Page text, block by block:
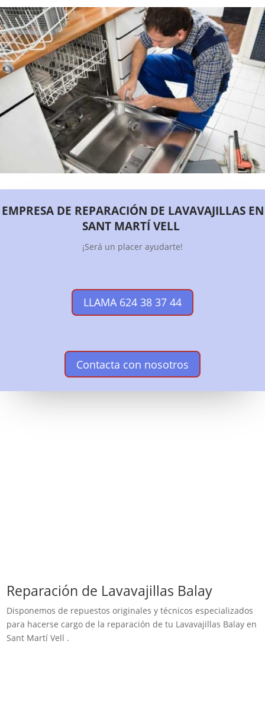
EMPRESA DE REPARACIÓN DE LAVAVAJILLAS EN
SANT MARTÍ VELL
¡Será un placer ayudarte!
LLAMA 624 38 37 44
Contacta con nosotros
Reparación de Lavavajillas Balay
Disponemos de repuestos originales y técnicos especializados
para hacerse cargo de la reparación de tu Lavavajillas Balay en
Sant Martí Vell .